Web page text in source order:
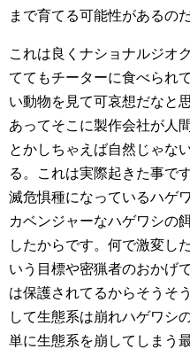
まで育てる可能性があるの
これは良くナショナルジオ
ててもチーターに食べられ
い動物を見て可哀想だなと
あってそこに製作会社が人
とかしちゃえば自然じゃな
る。これは実際起きた事で
滅危惧種になっているハゲ
カベンジャーなハゲワシの
したからです。何で激変し
いう目標や密猟者のおかげ
は保護されてるからそうそ
して生態系は崩れハゲワシ
単に生態系を崩してしまう